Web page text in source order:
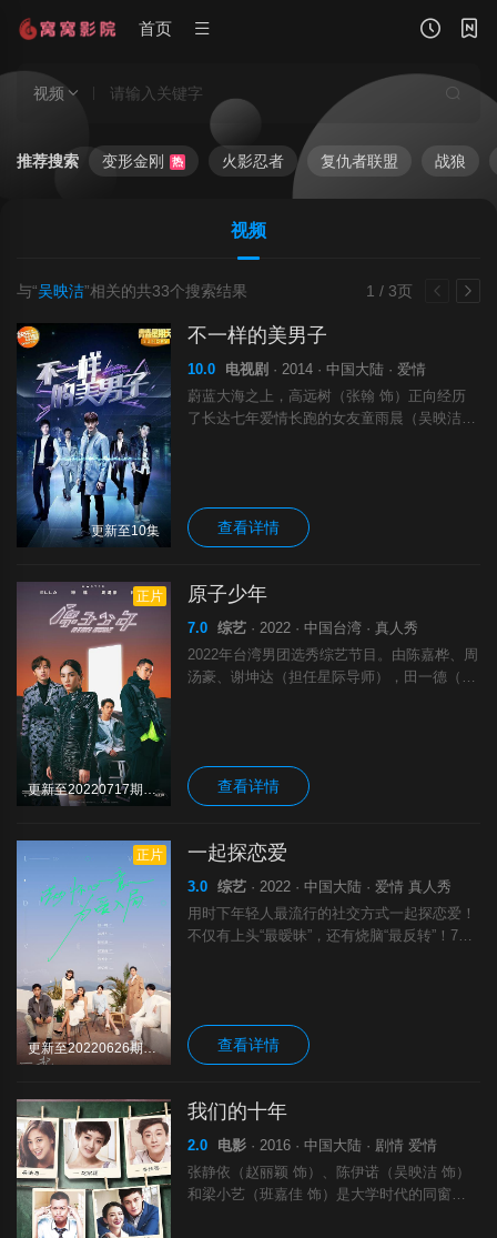
首页
视频
推荐搜索 变形金刚 热 火影忍者 复仇者联盟 战狼
视频
1 / 3页
与“吴映洁”相关的共33个搜索结果
更新至10集
不一样的美男子
10.0 电视剧 · 2014 · 中国大陆 · 爱情
蔚蓝大海之上，高远树（张翰 饰）正向经历
了长达七年爱情长跑的女友童雨晨（吴映洁
查看详情
正片
更新至20220717期完结
原子少年
7.0 综艺 · 2022 · 中国台湾 · 真人秀
2022年台湾男团选秀综艺节目。由陈嘉桦、周
汤豪、谢坤达（担任星际导师），田一德（担
查看详情
正片
更新至20220626期已完结
一起探恋爱
3.0 综艺 · 2022 · 中国大陆 · 爱情 真人秀
用时下年轻人最流行的社交方式一起探恋爱！
不仅有上头“最暧昧”，还有烧脑“最反转”！7组
查看详情
我们的十年
2.0 电影 · 2016 · 中国大陆 · 剧情 爱情
张静依（赵丽颖 饰）、陈伊诺（吴映洁 饰）
和梁小艺（班嘉佳 饰）是大学时代的同窗兼